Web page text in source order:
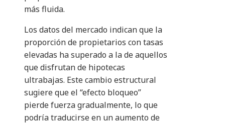
más fluida.
Los datos del mercado indican que la
proporción de propietarios con tasas
elevadas ha superado a la de aquellos
que disfrutan de hipotecas
ultrabajas. Este cambio estructural
sugiere que el “efecto bloqueo”
pierde fuerza gradualmente, lo que
podría traducirse en un aumento de